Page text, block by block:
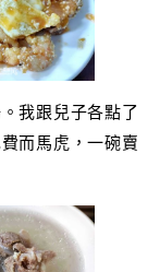
我跟兒子各點了
而馬虎，一碗賣